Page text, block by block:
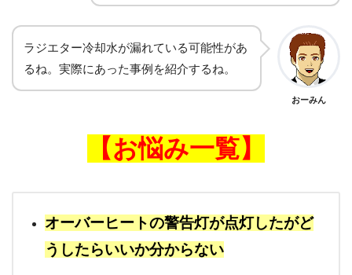
ラジエター冷却水が漏れている可能性があ
るね。実際にあった事例を紹介するね。
おーみん
【お悩み一覧】
オーバーヒートの警告灯が点灯したがど
うしたらいいか分からない